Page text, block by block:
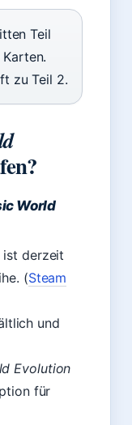
Teil
zu Teil 2.
World
ist derzeit
(Steam
und
Evolution
für